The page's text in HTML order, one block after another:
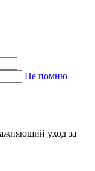
Не помню
уход за